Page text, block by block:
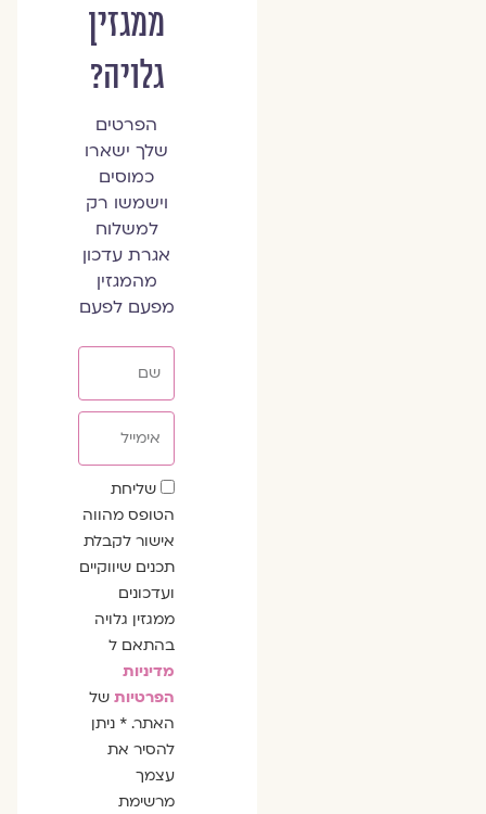
ממגזין
גלויה?
הפרטים
שלך ישארו
כמוסים
וישמשו רק
למשלוח
אגרת עדכון
מהמגזין
מפעם לפעם
שדה
הסכמה
שליחת
הטופס מהווה
אישור לקבלת
תכנים שיווקיים
ועדכונים
ממגזין גלויה
בהתאם ל
מדיניות
הפרטיותשל
האתר. * ניתן
להסיר את
עצמך
מרשימת